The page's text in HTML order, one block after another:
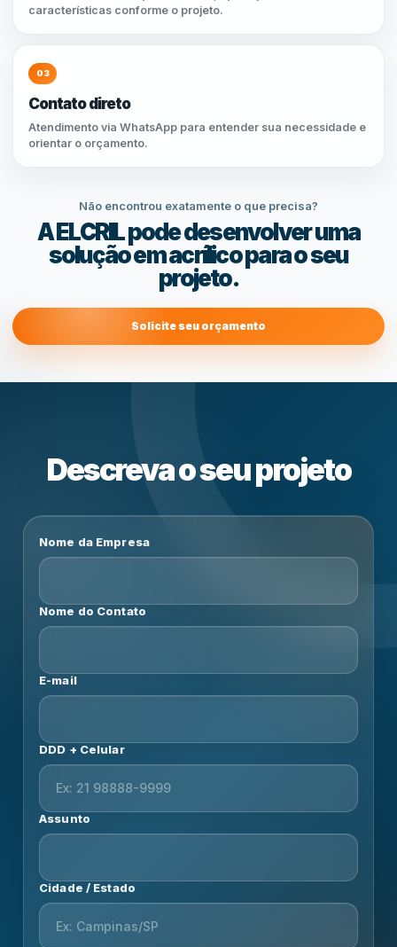
características conforme o projeto.
03
Contato direto
Atendimento via WhatsApp para entender sua necessidade e
orientar o orçamento.
Não encontrou exatamente o que precisa?
A ELCRIL pode desenvolver uma
solução em acrílico para o seu
projeto.
Solicite seu orçamento
Descreva o seu projeto
Nome da Empresa
Nome do Contato
E-mail
DDD + Celular
Assunto
Cidade / Estado